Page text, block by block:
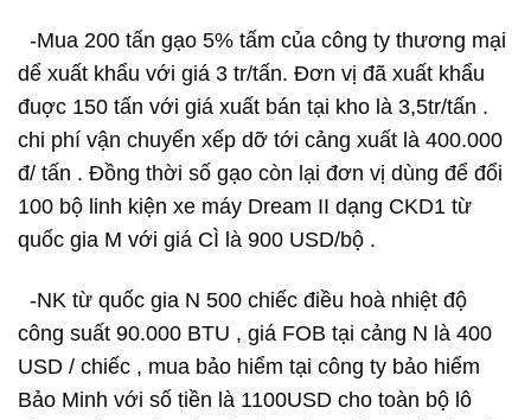
-Mua 200 tấn gạo 5% tấm của công ty thương mại
dể xuất khẩu với giá 3 tr/tấn. Đơn vị đã xuất khẩu
đuợc 150 tấn với giá xuất bán tại kho là 3,5tr/tấn .
chi phí vận chuyển xếp dỡ tới cảng xuất là 400.000
đ/ tấn . Đồng thời số gạo còn lại đơn vị dùng để đổi
100 bộ linh kiện xe máy Dream II dạng CKD1 từ
quốc gia M với giá CÌ là 900 USD/bộ .
-NK từ quốc gia N 500 chiếc điều hoà nhiệt độ
công suất 90.000 BTU , giá FOB tại cảng N là 400
USD / chiếc , mua bảo hiểm tại công ty bảo hiểm
Bảo Minh với số tiền là 1100USD cho toàn bộ lô